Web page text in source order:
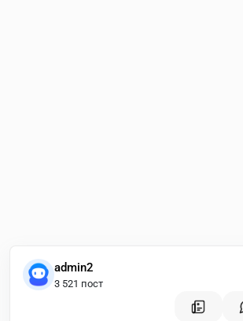
admin2
3 521 пост